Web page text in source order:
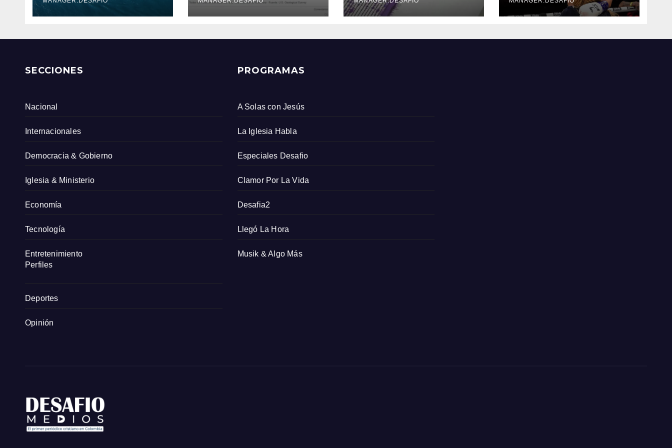
Servicio Geológico
Colombiano
SECCIONES
Nacional
Internacionales
Democracia & Gobierno
Iglesia & Ministerio
Economía
Tecnología
Entretenimiento
Perfiles
Deportes
Opinión
PROGRAMAS
A Solas con Jesús
La Iglesia Habla
Especiales Desafio
Clamor Por La Vida
Desafia2
Llegó La Hora
Musik & Algo Más